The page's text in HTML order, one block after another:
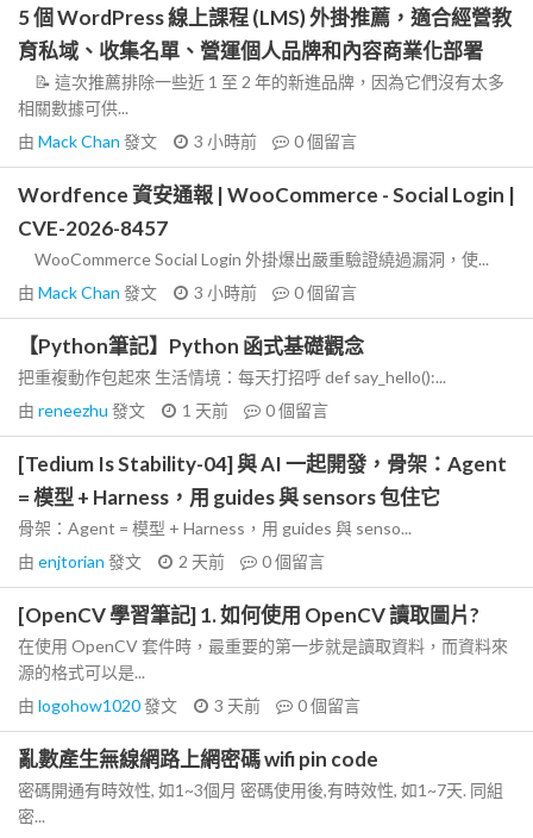
5 個 WordPress 線上課程 (LMS) 外掛推薦，適合經營教
育私域、收集名單、營運個人品牌和內容商業化部署
📝 這次推薦排除一些近 1 至 2 年的新進品牌，因為它們沒有太多
相關數據可供...
由 Mack Chan 發文 3 小時前 0個留言
Wordfence 資安通報 | WooCommerce - Social Login |
CVE-2026-8457
WooCommerce Social Login 外掛爆出嚴重驗證繞過漏洞，使...
由 Mack Chan 發文 3 小時前 0個留言
【Python筆記】Python 函式基礎觀念
把重複動作包起來 生活情境：每天打招呼 def say_hello():...
由 reneezhu 發文 1 天前 0個留言
[Tedium Is Stability-04] 與 AI 一起開發，骨架：Agent
= 模型 + Harness，用 guides 與 sensors 包住它
骨架：Agent = 模型 + Harness，用 guides 與 senso...
由 enjtorian 發文 2 天前 0個留言
[OpenCV 學習筆記] 1. 如何使用 OpenCV 讀取圖片?
在使用 OpenCV 套件時，最重要的第一步就是讀取資料，而資料來
源的格式可以是...
由 logohow1020發文 3 天前 0個留言
亂數產生無線網路上網密碼 wifi pin code
密碼開通有時效性, 如1~3個月 密碼使用後,有時效性, 如1~7天. 同組
密...